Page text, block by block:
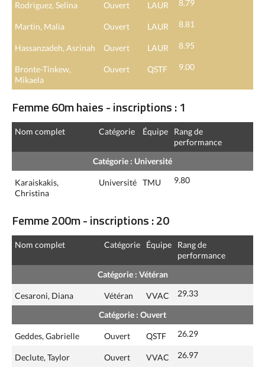
Rodriguez, Selina Ouvert LAUR 8.79
Martin, Malia Ouvert LAUR 8.81
Hassanzadeh, Asrinah Ouvert LAUR 8.95
Bronte-Tinkew,
Mikaela
Ouvert QSTF 9.00
Femme 60m haies - inscriptions : 1
Nom complet Catégorie Équipe
Rang de
performance
Catégorie : Université
Karaiskakis,
Christina
Université TMU 9.80
Femme 200m - inscriptions : 20
Nom complet Catégorie Équipe
Rang de
performance
Catégorie : Vétéran
Cesaroni, Diana Vétéran VVAC 29.33
Catégorie : Ouvert
Geddes, Gabrielle Ouvert QSTF 26.29
Declute, Taylor Ouvert VVAC 26.97